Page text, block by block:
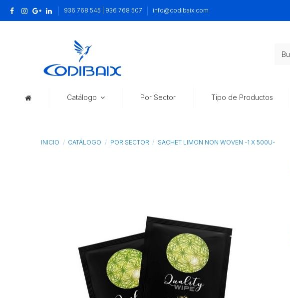
936 768 545 | 936 768 507 info@codibaix.com
Catálogo Por Sector Tipo de Productos
INICIO CATÁLOGO POR SECTOR SACHET LIMON NON WOVEN -1 X 500U-